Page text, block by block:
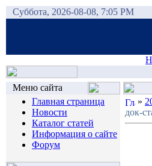
Суббота, 2026-08-08, 7:05 PM
Меню сайта
Главная страница
Новости
Каталог статей
Информация о сайте
Форум
»
док-